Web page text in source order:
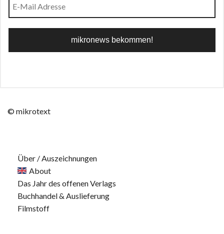
© mikrotext
Über / Auszeichnungen
About
Das Jahr des offenen Verlags
Buchhandel & Auslieferung
Filmstoff